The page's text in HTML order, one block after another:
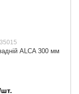
ALCA 300 мм
шт.